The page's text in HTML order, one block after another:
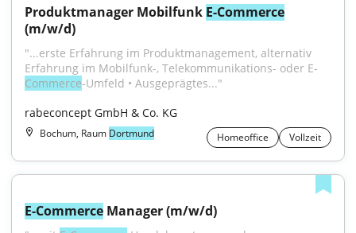
Produktmanager Mobilfunk E-Commerce
(m/w/d)
"...erste Erfahrung im Produktmanagement, alternativ
Erfahrung im Mobilfunk-, Telekommunikations- oder E-
Commerce-Umfeld • Ausgeprägtes..."
rabeconcept GmbH & Co. KG
Bochum, Raum Dortmund Homeoffice Vollzeit
E-Commerce Manager (m/w/d)